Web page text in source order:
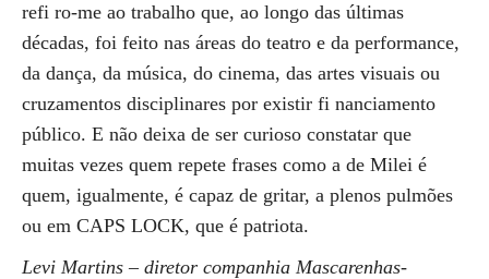
refi ro-me ao trabalho que, ao longo das últimas
décadas, foi feito nas áreas do teatro e da performance,
da dança, da música, do cinema, das artes visuais ou
cruzamentos disciplinares por existir fi nanciamento
público. E não deixa de ser curioso constatar que
muitas vezes quem repete frases como a de Milei é
quem, igualmente, é capaz de gritar, a plenos pulmões
ou em CAPS LOCK, que é patriota.
Levi Martins – diretor companhia Mascarenhas-